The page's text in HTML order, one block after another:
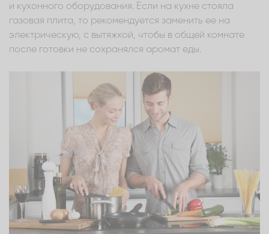
и кухонного оборудования. Если на кухне стояла
газовая плита, то рекомендуется заменить ее на
электрическую, с вытяжкой, чтобы в общей комнате
после готовки не сохранялся аромат еды.